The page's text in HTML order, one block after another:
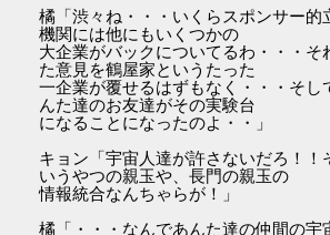
橘「渋々ね・・・いくらスポンサー的
機関には他にもいくつかの
大企業がバックについてるわ・・・そ
た意見を鶴屋家というたった
一企業が覆せるはずもなく・・・そし
んた達のお友達がその実験台
になることになったのよ・・」
キョン「宇宙人達が許さないだろ！！
いうやつの親玉や、長門の親玉の
情報統合なんちゃらが！」
橘「・・・なんであんた達の仲間の宇